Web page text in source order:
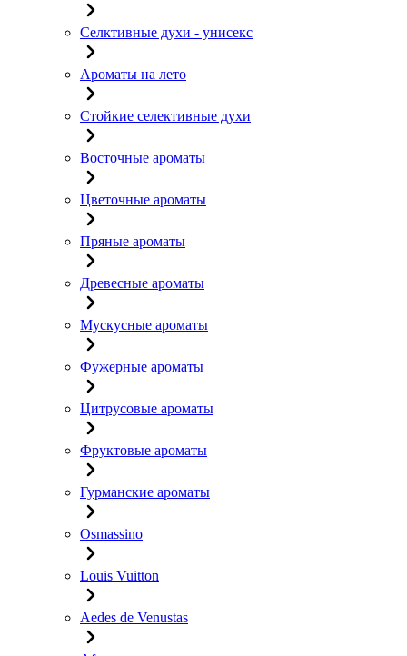
Селктивные духи - унисекс
Ароматы на лето
Стойкие селективные духи
Восточные ароматы
Цветочные ароматы
Пряные ароматы
Древесные ароматы
Мускусные ароматы
Фужерные ароматы
Цитрусовые ароматы
Фруктовые ароматы
Гурманские ароматы
Osmassino
Louis Vuitton
Aedes de Venustas